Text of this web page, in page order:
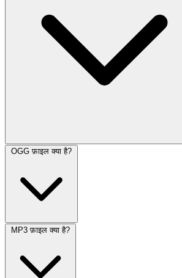
OGG फ़ाइल क्या है?
MP3 फ़ाइल क्या है?